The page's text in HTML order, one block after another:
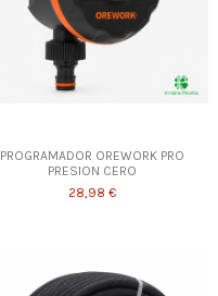
PROGRAMADOR OREWORK PRO
PRESION CERO
28,98 €